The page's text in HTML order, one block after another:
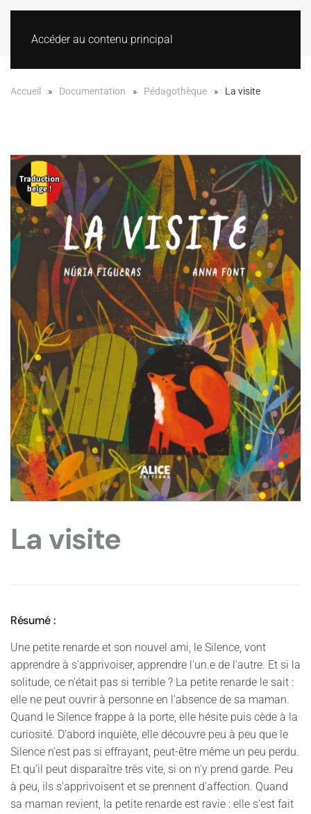
Accéder au contenu principal
Accueil Documentation Pédagothèque La visite
La visite
Résumé :
Une petite renarde et son nouvel ami, le Silence, vont
apprendre à s'apprivoiser, apprendre l'un.e de l'autre. Et si la
solitude, ce n'était pas si terrible ? La petite renarde le sait :
elle ne peut ouvrir à personne en l'absence de sa maman.
Quand le Silence frappe à la porte, elle hésite puis cède à la
curiosité. D'abord inquiète, elle découvre peu à peu que le
Silence n'est pas si effrayant, peut-être même un peu perdu.
Et qu'il peut disparaître très vite, si on n'y prend garde. Peu
à peu, ils s'apprivoisent et se prennent d'affection. Quand
sa maman revient, la petite renarde est ravie : elle s'est fait